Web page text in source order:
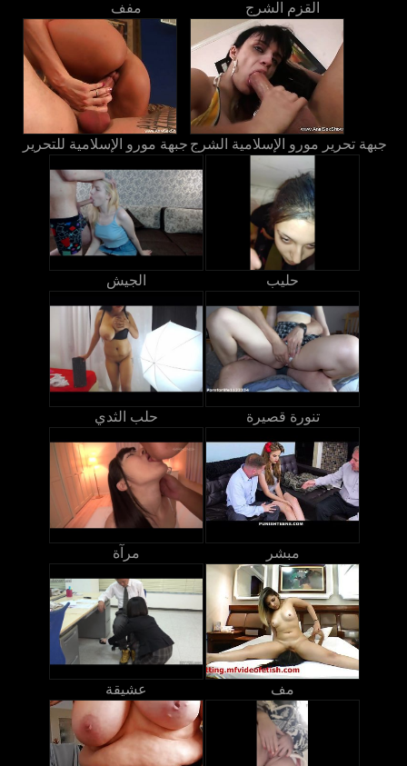
مفف القزم الشرج
جبهة مورو الإسلامية للتحرير جبهة تحرير مورو الإسلامية الشرج
الجيش حليب
حلب الثدي تنورة قصيرة
مرآة مبشر
عشيقة مف